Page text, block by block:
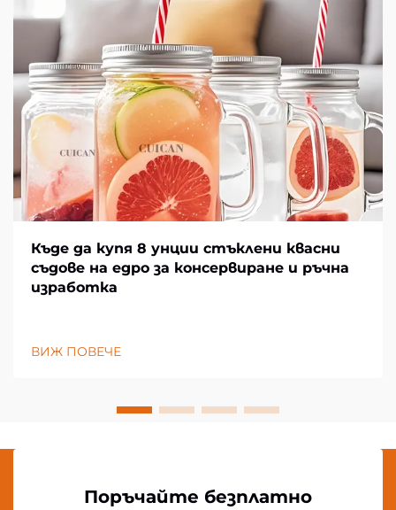
Къде да купя 8 унции стъклени квасни
съдове на едро за консервиране и ръчна
изработка
ВИЖ ПОВЕЧЕ
Поръчайте безплатно